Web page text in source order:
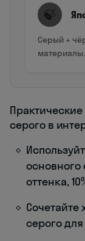
🍃
Серый +
серого в
основного
оттенка,
Сочетайте
серого